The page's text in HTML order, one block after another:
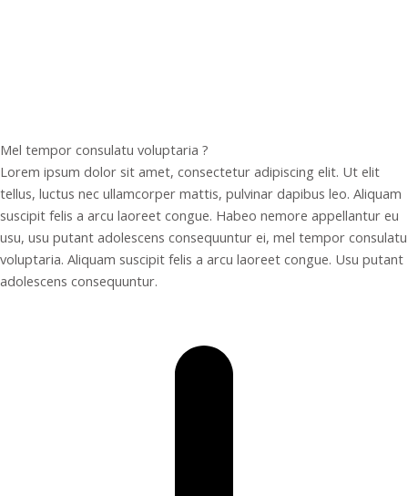
Mel tempor consulatu voluptaria ?
Lorem ipsum dolor sit amet, consectetur adipiscing elit. Ut elit
tellus, luctus nec ullamcorper mattis, pulvinar dapibus leo. Aliquam
suscipit felis a arcu laoreet congue. Habeo nemore appellantur eu
usu, usu putant adolescens consequuntur ei, mel tempor consulatu
voluptaria. Aliquam suscipit felis a arcu laoreet congue. Usu putant
adolescens consequuntur.